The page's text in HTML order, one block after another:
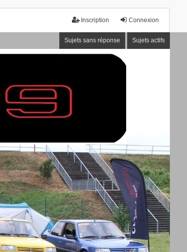
Connexion
Inscription
Sujets sans réponse Sujets actifs